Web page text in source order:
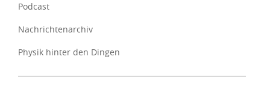
Podcast
Nachrichtenarchiv
Physik hinter den Dingen